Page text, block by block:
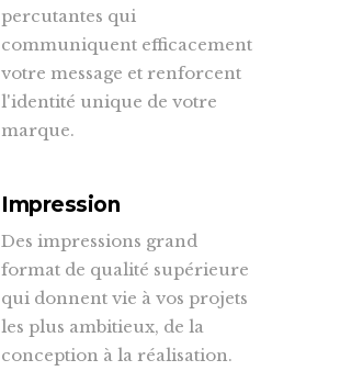
percutantes qui
communiquent efficacement
votre message et renforcent
l'identité unique de votre
marque.
Impression
Des impressions grand
format de qualité supérieure
qui donnent vie à vos projets
les plus ambitieux, de la
conception à la réalisation.